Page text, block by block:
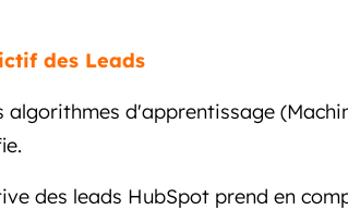
des Leads
algorithmes d'apprentissage
des leads HubSpot prend en